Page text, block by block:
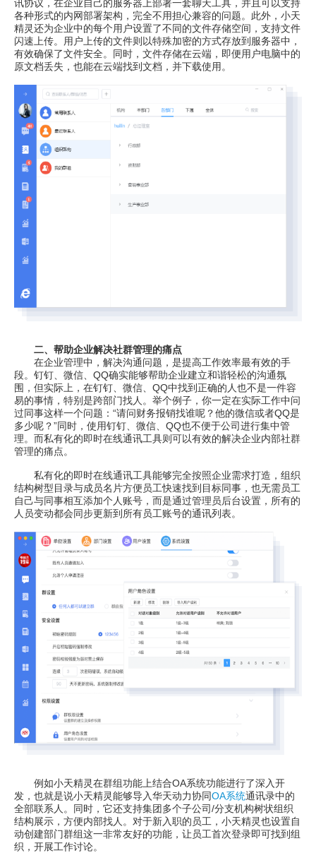
讯协议，在企业自己的服务器上部署一套聊天工具，并且可以支持
各种形式的内网部署架构，完全不用担心兼容的问题。此外，小天
精灵还为企业中的每个用户设置了不同的文件存储空间，支持文件
闪速上传。用户上传的文件则以特殊加密的方式存放到服务器中，
有效确保了文件安全。同时，文件存储在云端，即便用户电脑中的
原文档丢失，也能在云端找到文档，并下载使用。
二、帮助企业解决社群管理的痛点
在企业管理中，解决沟通问题，是提高工作效率最有效的手
段。钉钉、微信、QQ确实能够帮助企业建立和谐轻松的沟通氛
围，但实际上，在钉钉、微信、QQ中找到正确的人也不是一件容
易的事情，特别是跨部门找人。举个例子，你一定在实际工作中问
过同事这样一个问题：“请问财务报销找谁呢？他的微信或者QQ是
多少呢？”同时，使用钉钉、微信、QQ也不便于公司进行集中管
理。而私有化的即时在线通讯工具则可以有效的解决企业内部社群
管理的痛点。
私有化的即时在线通讯工具能够完全按照企业需求打造，组织
结构树型目录与成员名片方便员工快速找到目标同事，也无需员工
自己与同事相互添加个人账号，而是通过管理员后台设置，所有的
人员变动都会同步更新到所有员工账号的通讯列表。
例如小天精灵在群组功能上结合OA系统功能进行了深入开
发，也就是说小天精灵能够导入华天动力协同OA系统通讯录中的
全部联系人。同时，它还支持集团多个子公司/分支机构树状组织
结构展示，方便内部找人。对于新入职的员工，小天精灵也设置自
动创建部门群组这一非常友好的功能，让员工首次登录即可找到组
织，开展工作讨论。